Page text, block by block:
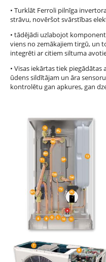
• Turklāt Ferroli pilnīga
strāvu, novēršot svārstības
• tādējādi uzlabojot
viens no zemākajiem tirgū, un
integrēti ar citiem siltuma
• Visas iekārtas tiek
ūdens sildītājam un āra
kontrolētu gan apkures, gan